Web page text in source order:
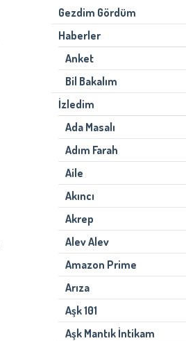
Gezdim Gördüm
Haberler
Anket
Bil Bakalım
İzledim
Ada Masalı
Adım Farah
Aile
Akıncı
Akrep
Alev Alev
Amazon Prime
Arıza
Aşk 101
Aşk Mantık İntikam